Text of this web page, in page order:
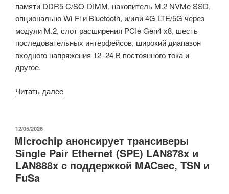
памяти DDR5 C/SO-DIMM, накопитель M.2 NVMe SSD,
опционально Wi-Fi и Bluetooth, и/или 4G LTE/5G через
модули M.2, слот расширения PCIe Gen4 x8, шесть
последовательных интерфейсов, широкий диапазон
входного напряжения 12–24 В постоянного тока и
другое.
Читать далее«Промышленная
MIX-
PTLWV1
Panther
ОПУБЛИКОВАНО
12/05/2026
Microchip анонсирует трансиверы
Single Pair Ethernet (SPE) LAN878x и
LAN888x с поддержкой MACsec, TSN и
FuSa